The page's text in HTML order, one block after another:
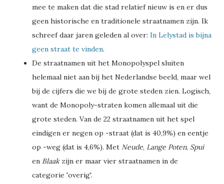
mee te maken dat die stad relatief nieuw is en er dus
geen historische en traditionele straatnamen zijn. Ik
schreef daar jaren geleden al over: In Lelystad is bijna
geen straat te vinden.
De straatnamen uit het Monopolyspel sluiten
helemaal niet aan bij het Nederlandse beeld, maar wel
bij de cijfers die we bij de grote steden zien. Logisch,
want de Monopoly-straten komen allemaal uit die
grote steden. Van de 22 straatnamen uit het spel
eindigen er negen op -straat (dat is 40,9%) en eentje
op -weg (dat is 4,6%). Met Neude, Lange Poten, Spui
en Blaak zijn er maar vier straatnamen in de
categorie 'overig'.